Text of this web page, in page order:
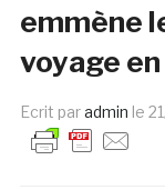
emmène
voyage
Ecrit paradmin le